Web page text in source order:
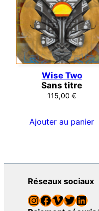
Wise Two
Sans titre
115,00 €
Ajouter au panier
Réseaux sociaux
InstagramFacebook Vimeo Twitter LinkedIn